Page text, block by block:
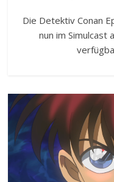
Die Detektiv Conan
nun im Simulcast